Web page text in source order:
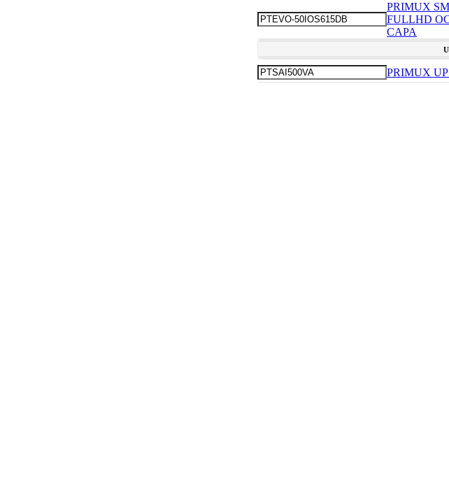
PRIMUX
FULLHD
CAPA
PRIMUX